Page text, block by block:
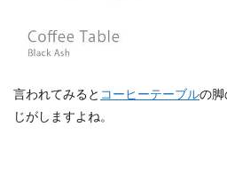
言われてみると コーヒーテーブルの
じがしますよね。